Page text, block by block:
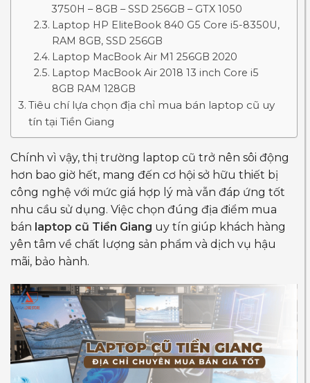
3750H – 8GB – SSD 256GB – GTX 1050
Laptop HP EliteBook 840 G5 Core i5-8350U,
RAM 8GB, SSD 256GB
Laptop MacBook Air M1 256GB 2020
Laptop MacBook Air 2018 13 inch Core i5
8GB RAM 128GB
Tiêu chí lựa chọn địa chỉ mua bán laptop cũ uy
tín tại Tiền Giang
Chính vì vậy, thị trường laptop cũ trở nên sôi động
hơn bao giờ hết, mang đến cơ hội sở hữu thiết bị
công nghệ với mức giá hợp lý mà vẫn đáp ứng tốt
nhu cầu sử dụng. Việc chọn đúng địa điểm mua
bán laptop cũ Tiền Giang uy tín giúp khách hàng
yên tâm về chất lượng sản phẩm và dịch vụ hậu
mãi, bảo hành.